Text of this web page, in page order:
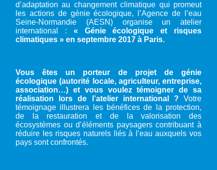
d’adaptation au changement climatique qui promeut
les actions de génie écologique, l’Agence de l’eau
Seine-Normandie (AESN) organise un atelier
international : « Génie écologique et risques
climatiques » en septembre 2017 à Paris.
Vous êtes un porteur de projet de génie
écologique (autorité locale, agriculteur, entreprise,
association…) et vous voulez témoigner de sa
réalisation lors de l’atelier international ? Votre
témoignage illustrera les bénéfices de la protection,
de la restauration et de la valorisation des
écosystèmes ou d’éléments paysagers contribuant à
réduire les risques naturels liés à l’eau auxquels vos
pays sont confrontés.